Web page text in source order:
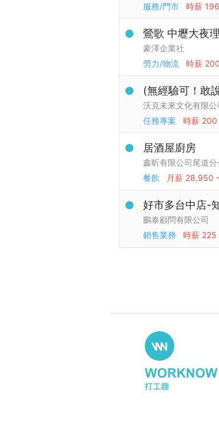
服務/門市
時薪
鶯歌 中壢大夜
豪澤企業社
勞力/物流
時薪
(無經驗可！敢
沃克未來文化有限公
任務專案
時薪
居酒屋廚房
鑫昕有限公司尾道分
餐飲
月薪 28,950
好市多台中店-
鵬泰顧問有限公司
銷售業務
時薪 225